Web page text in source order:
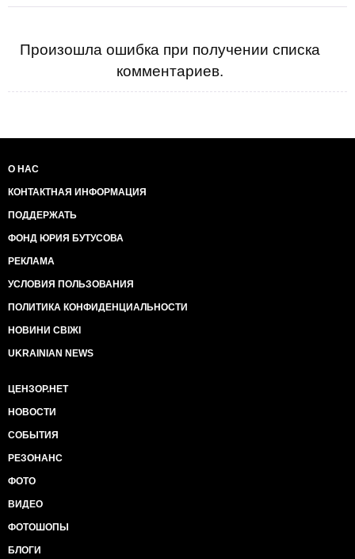
Произошла ошибка при получении списка
комментариев.
О НАС
КОНТАКТНАЯ ИНФОРМАЦИЯ
ПОДДЕРЖАТЬ
ФОНД ЮРИЯ БУТУСОВА
РЕКЛАМА
УСЛОВИЯ ПОЛЬЗОВАНИЯ
ПОЛИТИКА КОНФИДЕНЦИАЛЬНОСТИ
НОВИНИ СВІЖІ
UKRAINIAN NEWS
ЦЕНЗОР.НЕТ
НОВОСТИ
СОБЫТИЯ
РЕЗОНАНС
ФОТО
ВИДЕО
ФОТОШОПЫ
БЛОГИ